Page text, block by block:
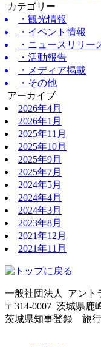
カテゴリー
・観光情報
・イベント情報
・ニュースリリー
・活動報告
・メディア掲載
・その他
アーカイブ
2026年4月
2026年1月
2025年11月
2025年10月
2025年9月
2025年7月
2024年5月
2024年4月
2024年3月
2023年8月
2021年12月
2021年11月
一般社団法人 アント
〒314-0007 茨城県鹿
茨城県知事登録 旅行